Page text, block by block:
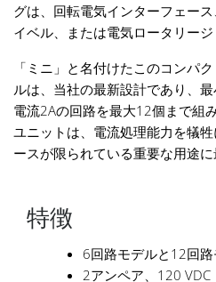
グは、回転電気インターフェー
イベル、または電気ロータリージ
「ミニ」と名付けたこのコンパ
ルは、当社の最新設計であり、
電流2Aの回路を最大12個まで組
ユニットは、電流処理能力を犠
ースが限られている重要な用途に
特徴
6回路モデルと12回
2アンペア、120 VDC